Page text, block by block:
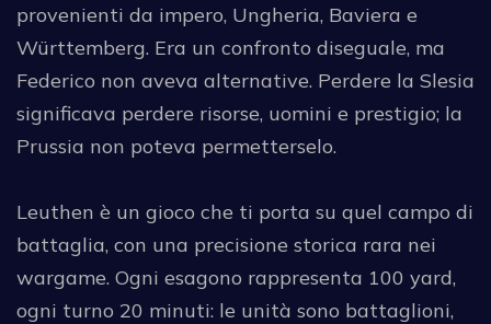
provenienti da impero, Ungheria, Baviera e
Württemberg. Era un confronto diseguale, ma
Federico non aveva alternative. Perdere la Slesia
significava perdere risorse, uomini e prestigio; la
Prussia non poteva permetterselo.
Leuthen è un gioco che ti porta su quel campo di
battaglia, con una precisione storica rara nei
wargame. Ogni esagono rappresenta 100 yard,
ogni turno 20 minuti: le unità sono battaglioni,